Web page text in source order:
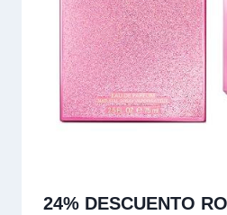
24% DESCUENTO